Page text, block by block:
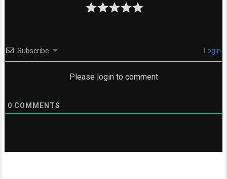
Subscribe Login
Please login to comment
0 COMMENTS